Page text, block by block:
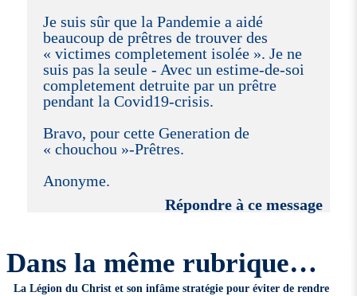
Je suis sûr que la Pandemie a aidé
beaucoup de prêtres de trouver des
« victimes completement isolée ». Je ne
suis pas la seule - Avec un estime-de-soi
completement detruite par un prêtre
pendant la Covid19-crisis.
Bravo, pour cette Generation de
« chouchou »-Prêtres.
Anonyme.
Répondre à ce message
Dans la même rubrique…
La Légion du Christ et son infâme stratégie pour éviter de rendre